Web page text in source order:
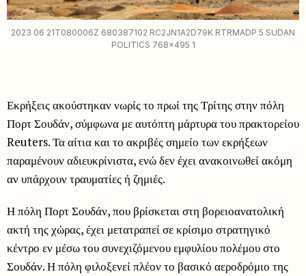
2023 06 21T080006Z 680387102 RC2JN1A2D79K RTRMADP 5 SUDAN
POLITICS 768x495 1
Εκρήξεις ακούστηκαν νωρίς το πρωί της Τρίτης στην πόλη
Πορτ Σουδάν, σύμφωνα με αυτόπτη μάρτυρα του πρακτορείου
Reuters. Τα αίτια και το ακριβές σημείο των εκρήξεων
παραμένουν αδιευκρίνιστα, ενώ δεν έχει ανακοινωθεί ακόμη
αν υπάρχουν τραυματίες ή ζημιές.
Η πόλη Πορτ Σουδάν, που βρίσκεται στη βορειοανατολική
ακτή της χώρας, έχει μετατραπεί σε κρίσιμο στρατηγικό
κέντρο εν μέσω του συνεχιζόμενου εμφυλίου πολέμου στο
Σουδάν. Η πόλη φιλοξενεί πλέον το βασικό αεροδρόμιο της